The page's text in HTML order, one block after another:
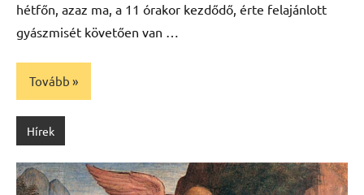
hétfőn, azaz ma, a 11 órakor kezdődő, érte felajánlott
gyászmisét követően van …
Tovább
Hírek